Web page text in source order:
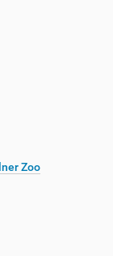
Zoo